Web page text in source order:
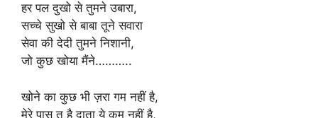
हर पल दुखो से तुमने उबारा,
सच्चे सुखो से बाबा तूने सवारा
सेवा की देदी तुमने निशानी,
जो कुछ खोया मैंने………..
खोने का कुछ भी ज़रा गम नहीं है,
मेरे पास तू है दाता ये कम नहीं है,